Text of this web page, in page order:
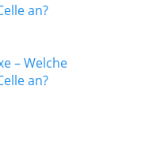
– Welche
an?